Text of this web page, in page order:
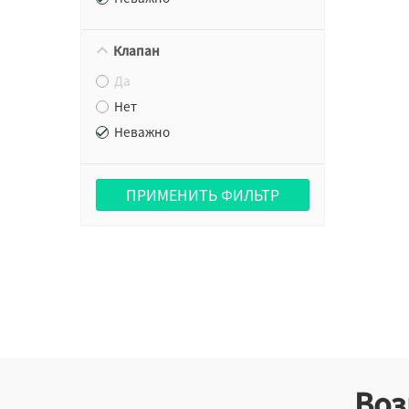
Клапан
Да
Нет
Неважно
ПРИМЕНИТЬ ФИЛЬТР